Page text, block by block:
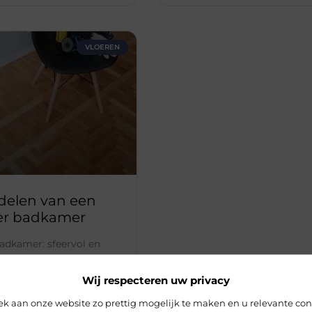
Wij respecteren uw privacy
aan onze website zo prettig mogelijk te maken en u relevante
VLOEREN
van een
badkamer
sfeervol en
onderhoud Vroeger
vloeren voornamelijk
en bedrijven.
een trend dat